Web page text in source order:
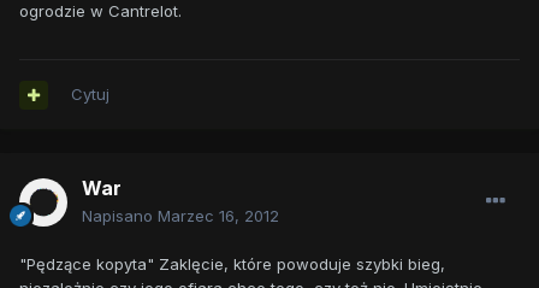
ogrodzie w Cantrelot.
Cytuj
War
Napisano Marzec 16, 2012
"Pędzące kopyta" Zaklęcie, które powoduje szybki bieg,